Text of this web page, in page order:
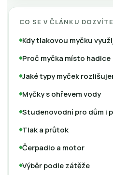
CO SE V ČLÁNKU
Kdy tlakovou myčku
Proč myčka místo hadice
Jaké typy myček
Myčky s ohřevem vody
Studenovodní pro dům i
Tlak a průtok
Čerpadlo a motor
Výběr podle zátěže